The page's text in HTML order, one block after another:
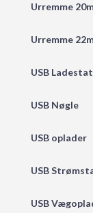
Urremme
Urremme
USB
USB Nøgle
USB oplader
USB
USB